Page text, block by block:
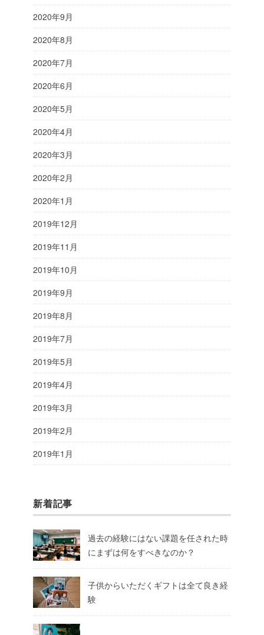
2020年9月
2020年8月
2020年7月
2020年6月
2020年5月
2020年4月
2020年3月
2020年2月
2020年1月
2019年12月
2019年11月
2019年10月
2019年9月
2019年8月
2019年7月
2019年5月
2019年4月
2019年3月
2019年2月
2019年1月
新着記事
過去の経験にはない課題を任された時
にまずは何をすべきなのか？
子供からいただくギフトは全て良き経
験